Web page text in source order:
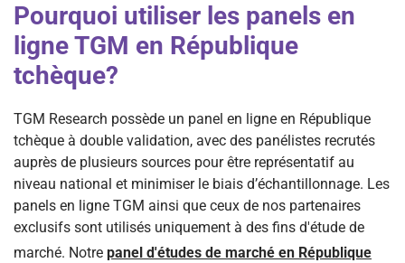
Pourquoi utiliser les panels en
ligne TGM en République
tchèque?
TGM Research possède un panel en ligne en République
tchèque à double validation, avec des panélistes recrutés
auprès de plusieurs sources pour être représentatif au
niveau national et minimiser le biais d’échantillonnage. Les
panels en ligne TGM ainsi que ceux de nos partenaires
exclusifs sont utilisés uniquement à des fins d'étude de
marché. Notre panel d'études de marché en République